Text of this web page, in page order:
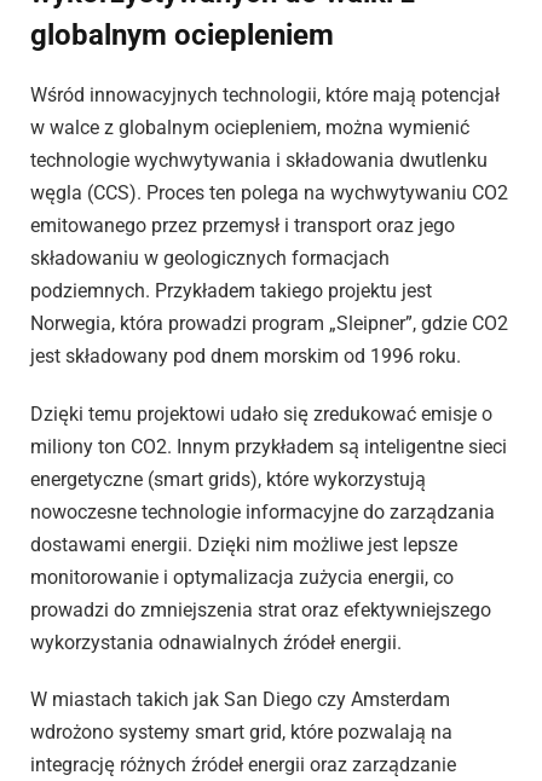
globalnym ociepleniem
Wśród innowacyjnych technologii, które mają potencjał
w walce z globalnym ociepleniem, można wymienić
technologie wychwytywania i składowania dwutlenku
węgla (CCS). Proces ten polega na wychwytywaniu CO2
emitowanego przez przemysł i transport oraz jego
składowaniu w geologicznych formacjach
podziemnych. Przykładem takiego projektu jest
Norwegia, która prowadzi program „Sleipner”, gdzie CO2
jest składowany pod dnem morskim od 1996 roku.
Dzięki temu projektowi udało się zredukować emisje o
miliony ton CO2. Innym przykładem są inteligentne sieci
energetyczne (smart grids), które wykorzystują
nowoczesne technologie informacyjne do zarządzania
dostawami energii. Dzięki nim możliwe jest lepsze
monitorowanie i optymalizacja zużycia energii, co
prowadzi do zmniejszenia strat oraz efektywniejszego
wykorzystania odnawialnych źródeł energii.
W miastach takich jak San Diego czy Amsterdam
wdrożono systemy smart grid, które pozwalają na
integrację różnych źródeł energii oraz zarządzanie